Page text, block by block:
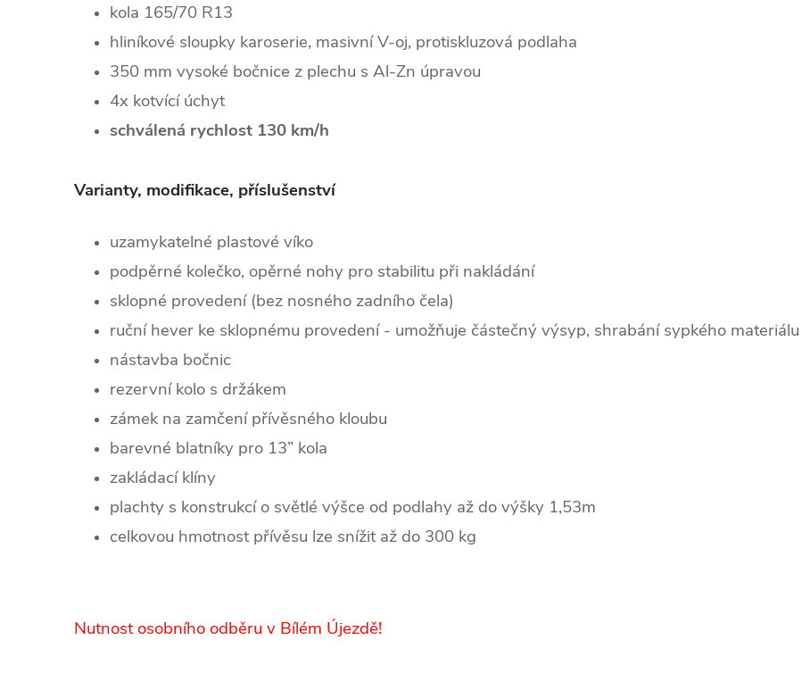
kola 165/70 R13
hliníkové sloupky karoserie, masivní V-oj, protiskluzová podlaha
350 mm vysoké bočnice z plechu s Al-Zn úpravou
4x kotvící úchyt
schválená rychlost 130 km/h
Varianty, modifikace, příslušenství
uzamykatelné plastové víko
podpěrné kolečko, opěrné nohy pro stabilitu při nakládání
sklopné provedení (bez nosného zadního čela)
ruční hever ke sklopnému provedení - umožňuje částečný výsyp, shrabání sypkého materiálu
nástavba bočnic
rezervní kolo s držákem
zámek na zamčení přívěsného kloubu
barevné blatníky pro 13” kola
zakládací klíny
plachty s konstrukcí o světlé výšce od podlahy až do výšky 1,53m
celkovou hmotnost přívěsu lze snížit až do 300 kg
Nutnost osobního odběru v Bílém Újezdě!